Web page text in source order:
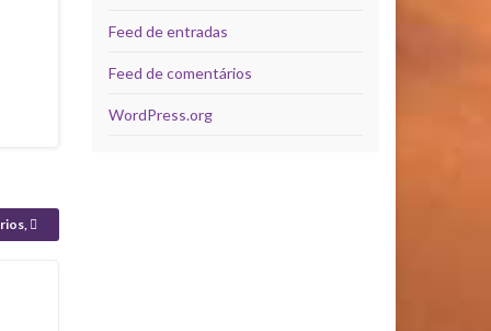
Feed de entradas
Feed de comentários
WordPress.org